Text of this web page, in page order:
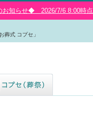
お知らせ◆ 2026/7/6 8:00時点
葬式 コプセ」